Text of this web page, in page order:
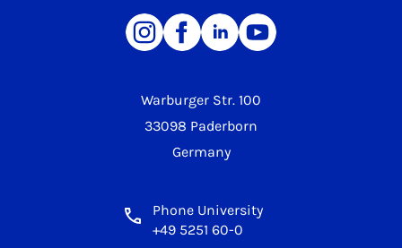
Warburger Str. 100
33098 Paderborn
Germany
Phone University
+49 5251 60-0